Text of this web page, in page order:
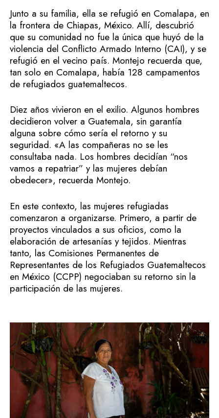
Junto a su familia, ella se refugió en Comalapa, en
la frontera de Chiapas, México. Allí, descubrió
que su comunidad no fue la única que huyó de la
violencia del Conflicto Armado Interno (CAI), y se
refugió en el vecino país. Montejo recuerda que,
tan solo en Comalapa, había 128 campamentos
de refugiados guatemaltecos.
Diez años vivieron en el exilio. Algunos hombres
decidieron volver a Guatemala, sin garantía
alguna sobre cómo sería el retorno y su
seguridad. «A las compañeras no se les
consultaba nada. Los hombres decidían “nos
vamos a repatriar” y las mujeres debían
obedecer», recuerda Montejo.
En este contexto, las mujeres refugiadas
comenzaron a organizarse. Primero, a partir de
proyectos vinculados a sus oficios, como la
elaboración de artesanías y tejidos. Mientras
tanto, las Comisiones Permanentes de
Representantes de los Refugiados Guatemaltecos
en México (CCPP) negociaban su retorno sin la
participación de las mujeres.